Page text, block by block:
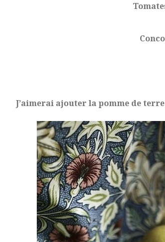
J’aimerai ajouter la pomme de